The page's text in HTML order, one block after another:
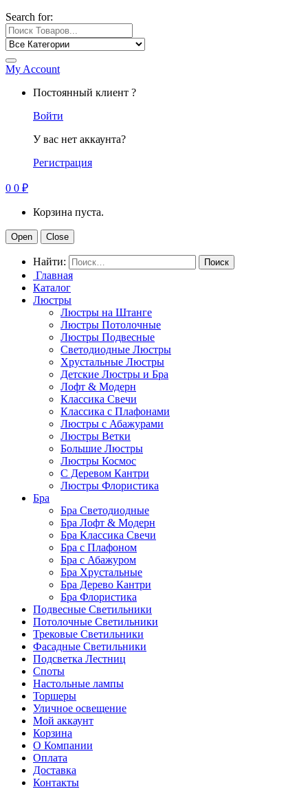
Search for:
My Account
Постоянный клиент ?
Войти
У вас нет аккаунта?
Регистрация
0 0 ₽
Корзина пуста.
Open Close
Найти:
Главная
Каталог
Люстры
Люстры на Штанге
Люстры Потолочные
Люстры Подвесные
Светодиодные Люстры
Хрустальные Люстры
Детские Люстры и Бра
Лофт & Модерн
Классика Свечи
Классика с Плафонами
Люстры с Абажурами
Люстры Ветки
Большие Люстры
Люстры Космос
С Деревом Кантри
Люстры Флористика
Бра
Бра Светодиодные
Бра Лофт & Модерн
Бра Классика Свечи
Бра с Плафоном
Бра с Абажуром
Бра Хрустальные
Бра Дерево Кантри
Бра Флористика
Подвесные Светильники
Потолочные Светильники
Трековые Светильники
Фасадные Светильники
Подсветка Лестниц
Споты
Настольные лампы
Торшеры
Уличное освещение
Мой аккаунт
Корзина
О Компании
Оплата
Доставка
Контакты